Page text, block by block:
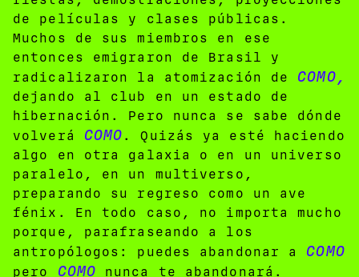
de películas y clases públicas.
Muchos de sus miembros en ese
entonces emigraron de Brasil y
radicalizaron la atomización de COMO,
dejando al club en un estado de
hibernación. Pero nunca se sabe dónde
volverá COMO . Quizás ya esté haciendo
algo en otra galaxia o en un universo
paralelo, en un multiverso,
preparando su regreso como un ave
fénix. En todo caso, no importa mucho
porque, parafraseando a los
antropólogos: puedes abandonar a COMO
pero COMO nunca te abandonará.